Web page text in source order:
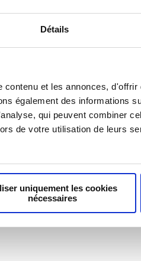
Détails
et les annonces,
également des informations
qui peuvent combiner
de votre utilisation de leurs
uniquement les cookies
nécessaires